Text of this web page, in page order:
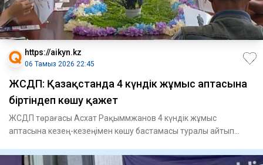
https://aikyn.kz
06 Тамыз 2026 22:45
ЖСДП: Қазақстанда 4 күндік жұмыс аптасына
біртіндеп көшу қажет
ЖСДП төрағасы Асхат Рақыммжанов 4 күндік жұмыс
аптасына кезең-кезеңімен көшу бастамасы туралы айтып